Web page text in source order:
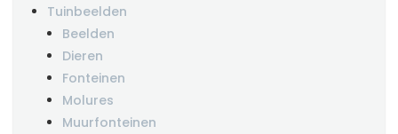
Tuinbeelden
Beelden
Dieren
Fonteinen
Molures
Muurfonteinen